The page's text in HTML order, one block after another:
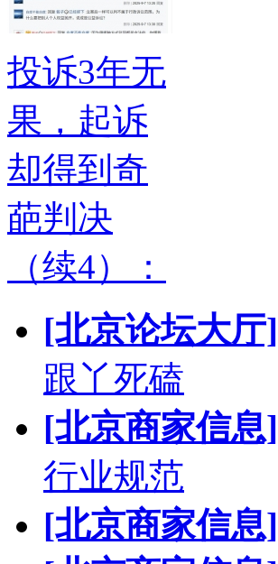
投诉3年无
果，起诉
却得到奇
葩判决
（续4）：
[北京论坛大厅]
跟丫死磕
[北京商家信息]
行业规范
[北京商家信息]